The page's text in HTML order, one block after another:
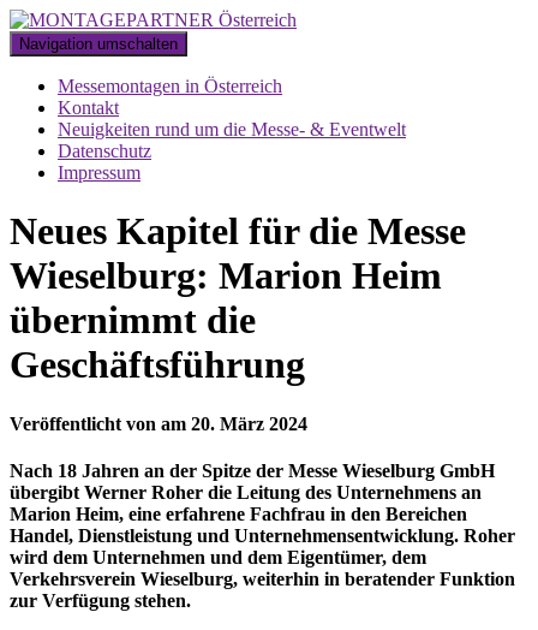
Navigation umschalten
Messemontagen in Österreich
Kontakt
Neuigkeiten rund um die Messe- & Eventwelt
Datenschutz
Impressum
Neues Kapitel für die Messe
Wieselburg: Marion Heim
übernimmt die
Geschäftsführung
Veröffentlicht von am 20. März 2024
Nach 18 Jahren an der Spitze der Messe Wieselburg GmbH
übergibt Werner Roher die Leitung des Unternehmens an
Marion Heim, eine erfahrene Fachfrau in den Bereichen
Handel, Dienstleistung und Unternehmensentwicklung. Roher
wird dem Unternehmen und dem Eigentümer, dem
Verkehrsverein Wieselburg, weiterhin in beratender Funktion
zur Verfügung stehen.